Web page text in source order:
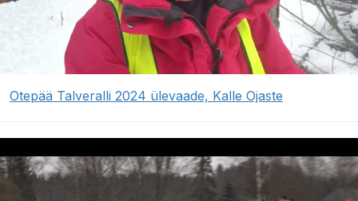
Otepää Talveralli 2024 ülevaade, Kalle Ojaste